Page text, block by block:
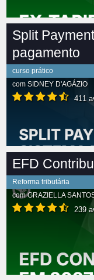
Split
pagamento
curso prático
com SIDNEY D'AGÁZIO
411
EFD
Reforma tributária
comGRAZIELLA
239